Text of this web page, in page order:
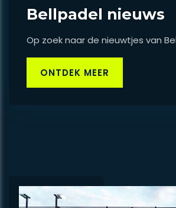
Bellpadel nieuws
Op zoek naar de nieuwtjes van
ONTDEK MEER